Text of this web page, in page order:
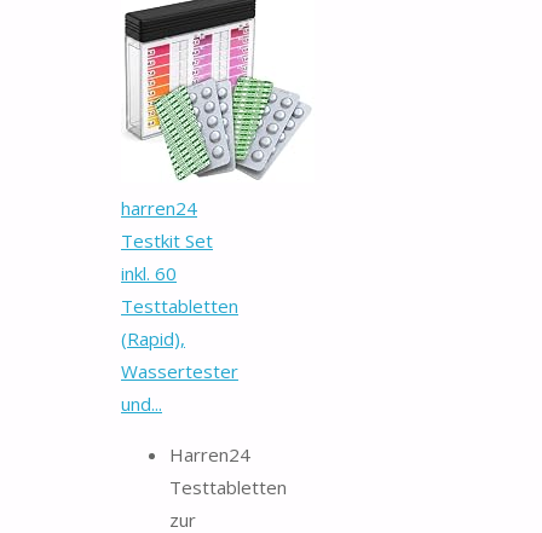
harren24
Testkit Set
inkl. 60
Testtabletten
(Rapid),
Wassertester
und...
Harren24
Testtabletten
zur